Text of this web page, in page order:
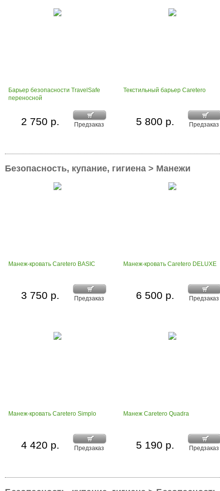
Барьер безопасности TravelSafe
переносной
Предзаказ
2 750 р.
Текстильный барьер Caretero
Предзаказ
5 800 р.
Безопасность, купание, гигиена > Манежи
Манеж-кровать Caretero BASIC
Предзаказ
3 750 р.
Манеж-кровать Caretero DELUXE
Предзаказ
6 500 р.
Манеж-кровать Caretero Simplo
Предзаказ
4 420 р.
Манеж Caretero Quadra
Предзаказ
5 190 р.